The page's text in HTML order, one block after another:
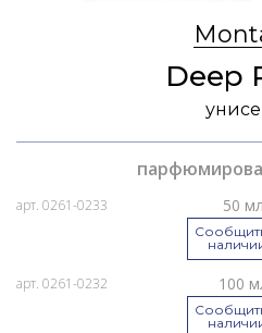
Deep
арт. 0261-0233 50 мл
арт. 0261-0232 100